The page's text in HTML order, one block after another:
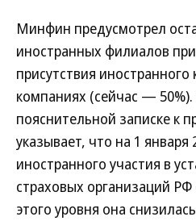
Минфин предусмотрел
иностранных филиалов
присутствия иностранного
компаниях (сейчас —
пояснительной записке к
указывает, что на 1 января
иностранного участия в
страховых организаций РФ
этого уровня она